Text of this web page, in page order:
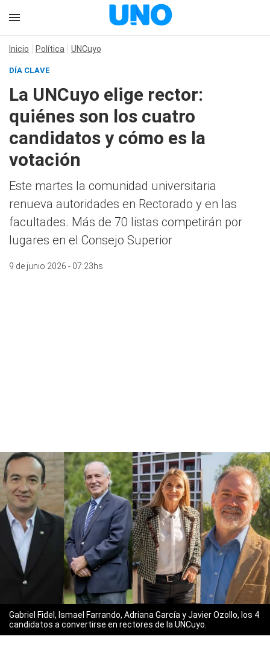
Inicio Política UNCuyo
DÍA CLAVE
La UNCuyo elige rector:
quiénes son los cuatro
candidatos y cómo es la
votación
Este martes la comunidad universitaria
renueva autoridades en Rectorado y en las
facultades. Más de 70 listas competirán por
lugares en el Consejo Superior
9 de junio 2026 - 07:23hs
Gabriel Fidel, Ismael Farrando, Adriana García y Javier Ozollo, los 4
candidatos a convertirse en rectores de la UNCuyo.